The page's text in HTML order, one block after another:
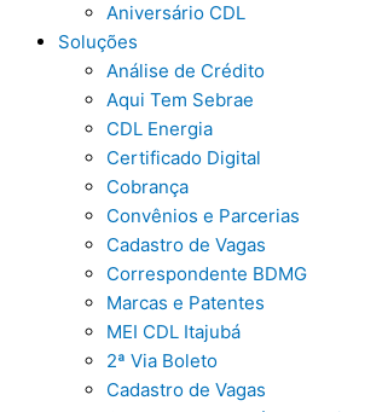
Aniversário CDL
Soluções
Análise de Crédito
Aqui Tem Sebrae
CDL Energia
Certificado Digital
Cobrança
Convênios e Parcerias
Cadastro de Vagas
Correspondente BDMG
Marcas e Patentes
MEI CDL Itajubá
2ª Via Boleto
Cadastro de Vagas